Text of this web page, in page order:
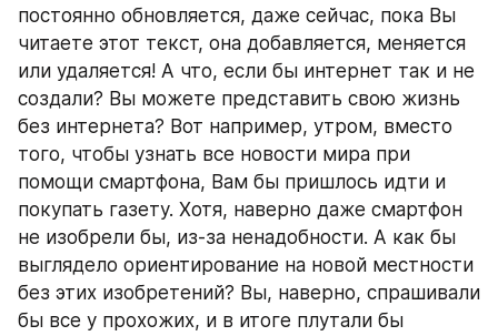
постоянно обновляется, даже сейчас, пока Вы
читаете этот текст, она добавляется, меняется
или удаляется! А что, если бы интернет так и не
создали? Вы можете представить свою жизнь
без интернета? Вот например, утром, вместо
того, чтобы узнать все новости мира при
помощи смартфона, Вам бы пришлось идти и
покупать газету. Хотя, наверно даже смартфон
не изобрели бы, из-за ненадобности. А как бы
выглядело ориентирование на новой местности
без этих изобретений? Вы, наверно, спрашивали
бы все у прохожих, и в итоге плутали бы